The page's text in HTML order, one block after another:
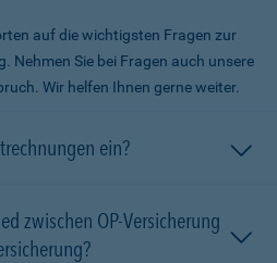
auf die wichtigsten Fragen zur
Nehmen Sie bei Fragen auch unsere
Wir helfen Ihnen gerne weiter.
ein?
zwischen OP-Versicherung